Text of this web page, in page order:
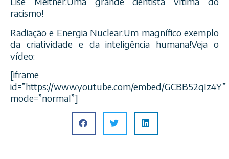
racismo!
Radiação e Energia Nuclear:Um magnífico exemplo
da criatividade e da inteligência humana!Veja o
vídeo:
[iframe
id=”https://www.youtube.com/embed/GCBB52qIz4Y”
mode=”normal”]